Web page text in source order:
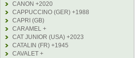
CANON +2020
CAPPUCCINO (GER) +1988
CAPRI (GB)
CARAMEL +
CAT JUNIOR (USA) +2023
CATALIN (FR) +1945
CAVALET +